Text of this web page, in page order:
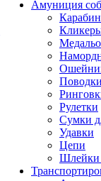
Амуниция
Рулетки
Сумки
Удавки
Цепи
Шлейки